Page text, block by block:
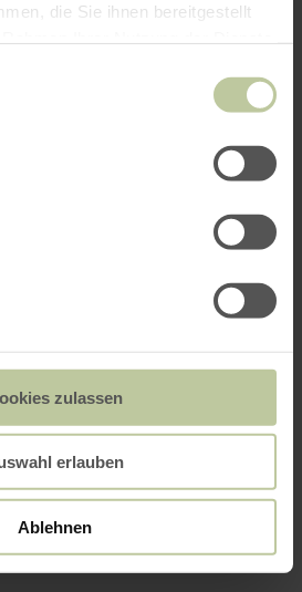
die Sie ihnen bereitgestellt
zulassen
erlauben
Ablehnen